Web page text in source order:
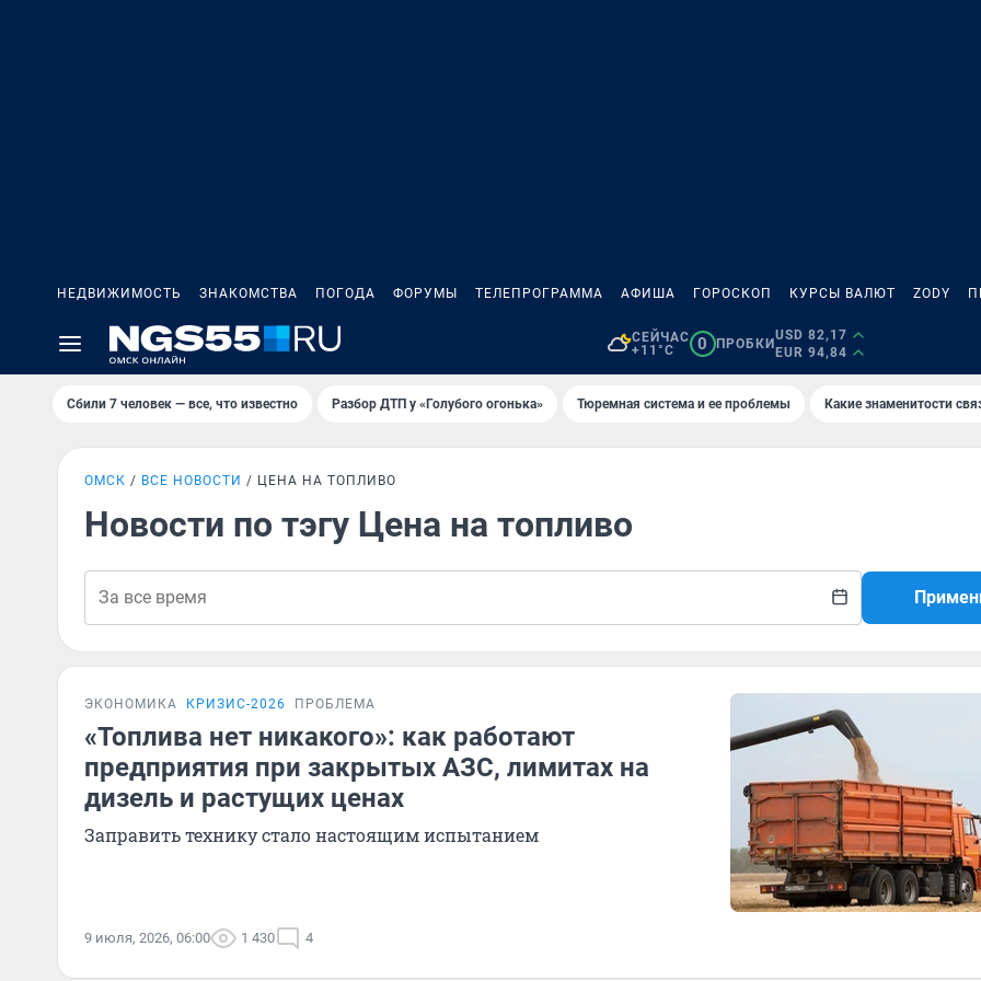
НЕДВИЖИМОСТЬ ЗНАКОМСТВА ПОГОДА ФОРУМЫ ТЕЛЕПРОГРАММА АФИША ГОРОСКОП КУРСЫ ВАЛЮТ ZODY
СЕЙЧАС
+11°C
0 ПРОБКИ
USD 82,17
EUR 94,84
Сбили 7 человек — все, что известно Разбор ДТП у «Голубого огонька» Тюремная система и ее проблемы Какие знаменитости
ОМСК ВСЕ НОВОСТИ ЦЕНА НА ТОПЛИВО
Новости по тэгу Цена на топливо
ЭКОНОМИКА КРИЗИС-2026 ПРОБЛЕМА
«Топлива нет никакого»: как работают
предприятия при закрытых АЗС, лимитах на
дизель и растущих ценах
Заправить технику стало настоящим испытанием
9 июля, 2026, 06:00 1 430 4